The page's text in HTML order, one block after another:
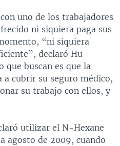
uno de los trabajadores
ni siquiera paga sus
“ni siquiera
declaró Hu
que buscan es que la
a cubrir su seguro médico,
su trabajo con ellos, y
utilizar el N-Hexane
agosto de 2009, cuando